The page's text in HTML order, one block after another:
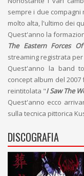
sempre i due
molto alta, l'ultimo dei
Quest'anno la
The Eastern Forces
streaming registrata
Quest'anno la band
concept album del
reintitolata "I Saw The
Quest'anno ecco
sulla tecnica pittorica
DISCOGRAFIA